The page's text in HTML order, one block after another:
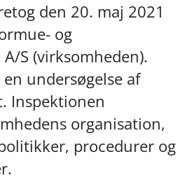
den 20. maj 2021
og
S (virksomheden).
undersøgelse af
Inspektionen
organisation,
procedurer og